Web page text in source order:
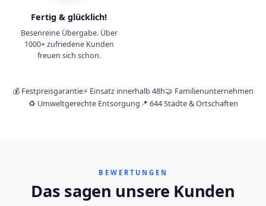
Fertig & glücklich!
Besenreine Übergabe. Über
1000+ zufriedene Kunden
freuen sich schon.
💰 Festpreisgarantie⚡ Einsatz innerhalb 48h🤝 Familienunternehmen
♻️ Umweltgerechte Entsorgung📍 644 Städte & Ortschaften
BEWERTUNGEN
Das sagen unsere Kunden